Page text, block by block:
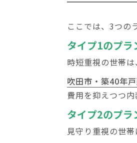
ここでは、3つの
タイプ1のプラ
時短重視の世帯
吹田市・築40年
費用を抑えつつ
タイプ2のプラ
見守り重視の世